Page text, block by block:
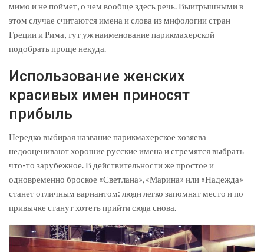
мимо и не поймет, о чем вообще здесь речь. Выигрышными в
этом случае считаются имена и слова из мифологии стран
Греции и Рима, тут уж наименование парикмахерской
подобрать проще некуда.
Использование женских
красивых имен приносят
прибыль
Нередко выбирая название парикмахерское хозяева
недооценивают хорошие русские имена и стремятся выбрать
что-то зарубежное. В действительности же простое и
одновременно броское «Светлана», «Марина» или «Надежда»
станет отличным вариантом: люди легко запомнят место и по
привычке станут хотеть прийти сюда снова.